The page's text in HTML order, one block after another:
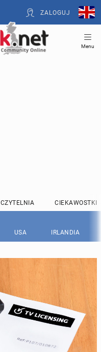
ZALOGUJ
Menu
CZYTELNIA CIEKAWOSTKI
USA IRLANDIA